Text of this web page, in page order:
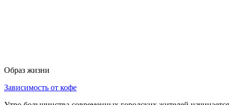
Образ жизни
Зависимость от кофе